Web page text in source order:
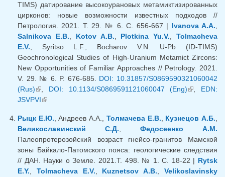
TIMS) датирование высокоурановых метамиктизированных
цирконов: новые возможности известных подходов //
Петрология. 2021. Т. 29. № 6. С. 656-667 | Ivanova A.A.
Salnikova E.B.
Kotov A.B. Plotkina Yu.V. ,Tolmacheva
E.V. , Syritso L.F., Bocharov V.N. U-Pb (ID-TIMS)
Geochronological Studies of High-Uranium Metamict Zircons:
New Opportunities of Familiar Approaches // Petrology. 2021.
V. 29. № 6. P. 676-685. DOI: 10.31857/S0869590321060042
(Rus)(внешняя ссылка)
DOI: 10.1134/S0869591121060047 (Eng)(внешняя
EDN:
JSVPVI(внешняя ссылка)
Рыцк Е.Ю. , Андреев А.А., Толмачева Е.В. Кузнецов А.Б.
Великославинский С.Д.
Федосеенко А.М.
Палеопротерозойский возраст гнейсо-гранитов Мамской
зоны Байкало-Патомского пояса: геологические следствия
// ДАН. Науки о Земле. 2021.Т. 498. № 1. С. 18-22 | Rytsk
E.Y.
Tolmacheva E.V. Kuznetsov A.B. ,Velikoslavinsky